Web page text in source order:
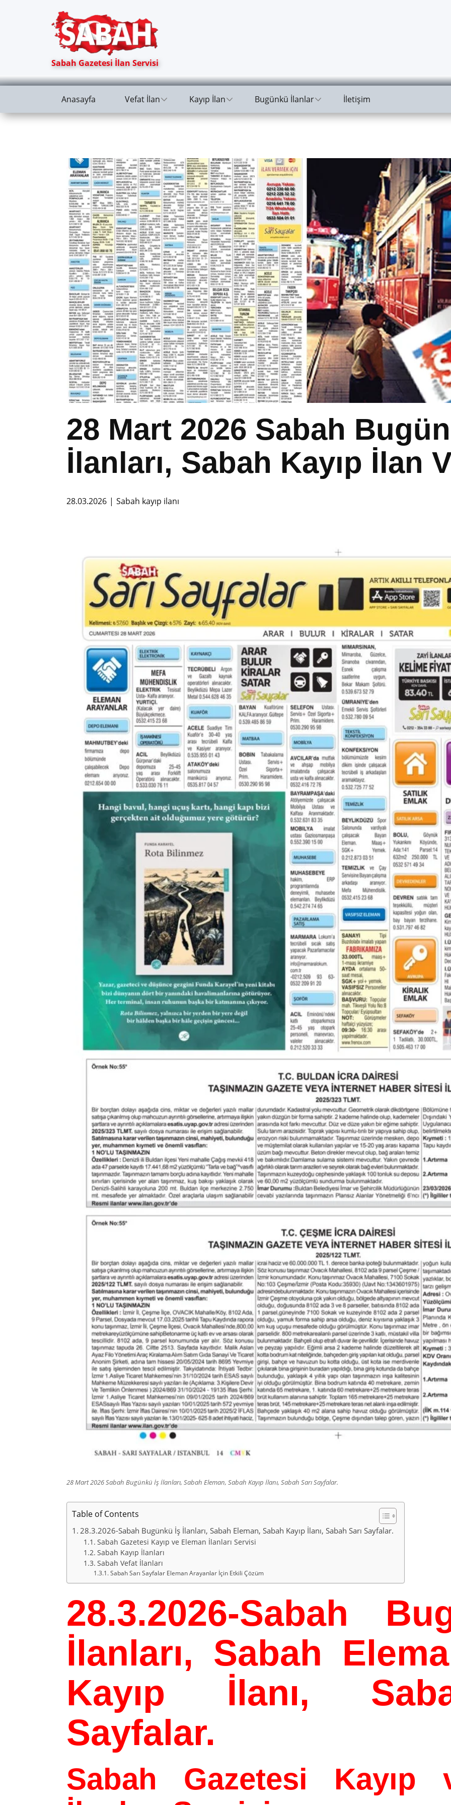
Sabah Gazetesi İlan Servisi
Anasayfa Vefat İlan Kayıp İlan Bugünkü İlanlar İletişim
28 Mart 2026 Sabah
İlanları, Sabah Kayıp İlan
28.03.2026 Sabah kayıp ilanı
28 Mart 2026 Sabah Bugünkü İş İlanları, Sabah Eleman, Sabah Kayıp İlanı, Sabah Sarı Sayfalar.
Table of Contents
28.3.2026-Sabah Bugünkü İş İlanları, Sabah Eleman, Sabah Kayıp İlanı, Sabah Sarı Sayfalar.
Sabah Gazetesi Kayıp ve Eleman İlanları Servisi
Sabah Kayıp İlanları
Sabah Vefat İlanları
Sabah Sarı Sayfalar Eleman Arayanlar İçin Etkili Çözüm
28.3.2026-Sabah
İlanları, Sabah
Kayıp İlanı,
Sayfalar.
Sabah Gazetesi Kayıp